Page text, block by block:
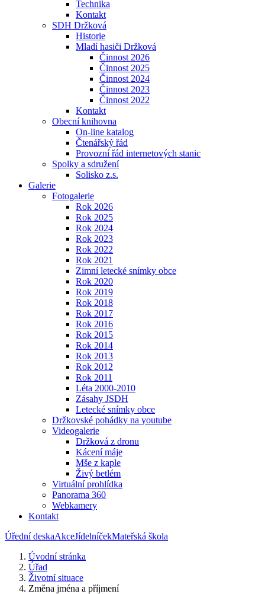
Technika
Kontakt
SDH Držková
Historie
Mladí hasiči Držková
Činnost 2026
Činnost 2025
Činnost 2024
Činnost 2023
Činnost 2022
Kontakt
Obecní knihovna
On-line katalog
Čtenářský řád
Provozní řád internetových stanic
Spolky a sdružení
Solisko z.s.
Galerie
Fotogalerie
Rok 2026
Rok 2025
Rok 2024
Rok 2023
Rok 2022
Rok 2021
Zimní letecké snímky obce
Rok 2020
Rok 2019
Rok 2018
Rok 2017
Rok 2016
Rok 2015
Rok 2014
Rok 2013
Rok 2012
Rok 2011
Léta 2000-2010
Zásahy JSDH
Letecké snímky obce
Držkovské pohádky na youtube
Videogalerie
Držková z dronu
Kácení máje
Mše z kaple
Živý betlém
Virtuální prohlídka
Panorama 360
Webkamery
Kontakt
Úřední deskaAkceJídelníčekMateřská škola
Úvodní stránka
Úřad
Životní situace
Změna jména a příjmení